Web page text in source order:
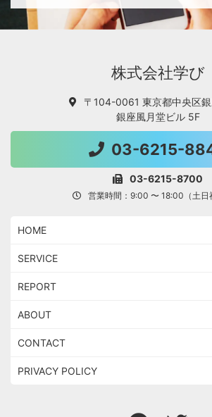
株式会社学び
〒104-0061 東京都中央区
銀座風月堂ビル 5F
03-6215-
03-6215-8700
営業時間：9:00 〜 18:00（土日
HOME
SERVICE
REPORT
ABOUT
CONTACT
PRIVACY POLICY